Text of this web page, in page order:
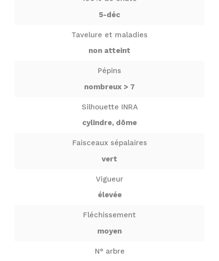
5-déc
Tavelure et maladies
non atteint
Pépins
nombreux > 7
Silhouette INRA
cylindre, dôme
Faisceaux sépalaires
vert
Vigueur
élevée
Fléchissement
moyen
N° arbre